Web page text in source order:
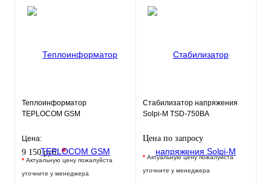
Теплоинформатор
TEPLOCOM GSM
Цена:
9 150 руб.*
* Актуальную цену пожалуйста
уточните у менеджера
Стабилизатор напряжения
Solpi-M TSD-750ВА
Цена по запросу
* Актуальную цену пожалуйста
уточните у менеджера